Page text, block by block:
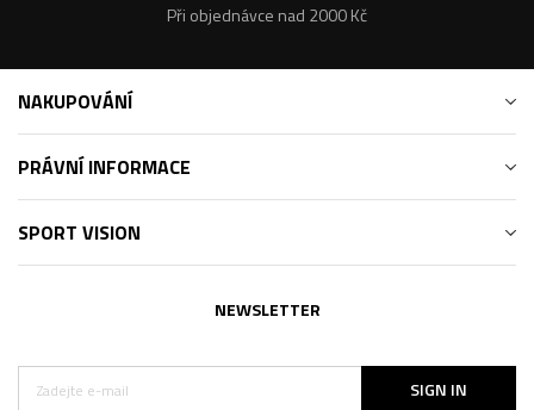
Při objednávce nad 2000 Kč
NAKUPOVÁNÍ
PRÁVNÍ INFORMACE
SPORT VISION
NEWSLETTER
SIGN IN